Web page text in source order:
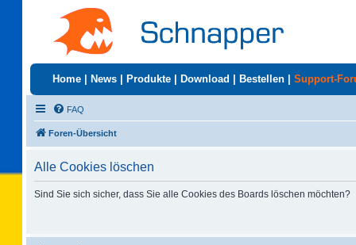
Home News Produkte Download Bestellen Support-
FAQ
Foren-Übersicht
Alle Cookies löschen
Sind Sie sich sicher, dass Sie alle Cookies des Boards löschen möchten?